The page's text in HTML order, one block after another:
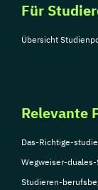
Für
Übersicht
Relevante
Das-Richtige-
Wegweiser-
Studieren-